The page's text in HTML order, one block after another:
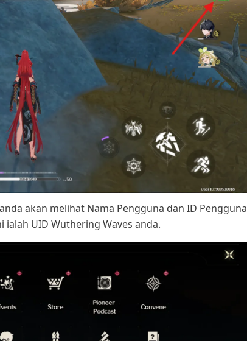
akan melihat Nama Pengguna dan ID Pengguna
UID Wuthering Waves anda.